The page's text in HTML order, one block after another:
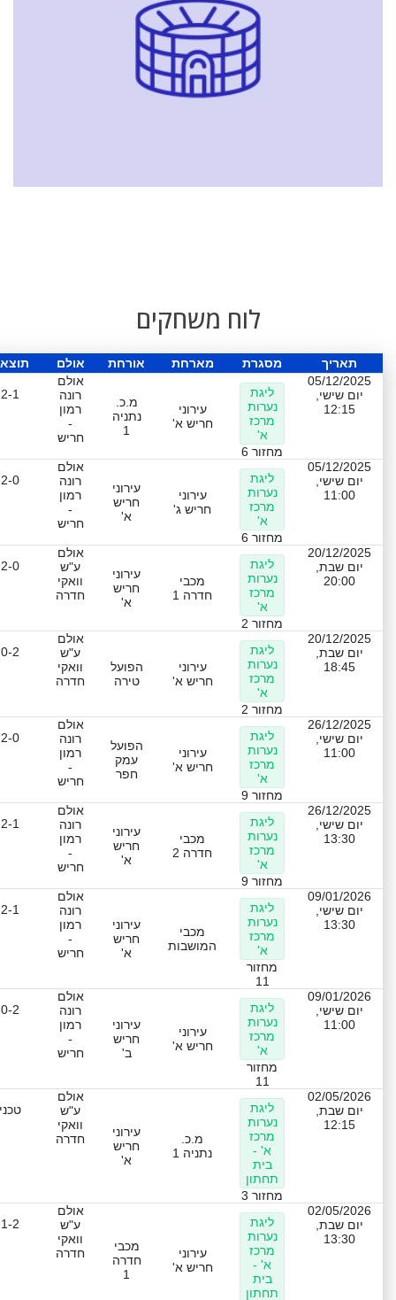
לוח משחקים
תאריך מסגרת מארחת אורחת אולם
05/12/2025
יום שישי,
12:15
ליגת
נערות
מרכז
א'
מחזור 6
עירוני
חריש א'
מ.כ.
נתניה
1
אולם
רונה
רמון
-
חריש
2-1
05/12/2025
יום שישי,
11:00
ליגת
נערות
מרכז
א'
מחזור 6
עירוני
חריש ג'
עירוני
חריש
א'
אולם
רונה
רמון
-
חריש
2-0
20/12/2025
יום שבת,
20:00
ליגת
נערות
מרכז
א'
מחזור 2
מכבי
חדרה 1
עירוני
חריש
א'
אולם
ע"ש
וואקי
חדרה
2-0
20/12/2025
יום שבת,
18:45
ליגת
נערות
מרכז
א'
מחזור 2
עירוני
חריש א'
הפועל
טירה
אולם
ע"ש
וואקי
חדרה
0-2
26/12/2025
יום שישי,
11:00
ליגת
נערות
מרכז
א'
מחזור 9
עירוני
חריש א'
הפועל
עמק
חפר
אולם
רונה
רמון
-
חריש
2-0
26/12/2025
יום שישי,
13:30
ליגת
נערות
מרכז
א'
מחזור 9
מכבי
חדרה 2
עירוני
חריש
א'
אולם
רונה
רמון
-
חריש
2-1
09/01/2026
יום שישי,
13:30
ליגת
נערות
מרכז
א'
מחזור
11
מכבי
המושבות
עירוני
חריש
א'
אולם
רונה
רמון
-
חריש
2-1
09/01/2026
יום שישי,
11:00
ליגת
נערות
מרכז
א'
מחזור
11
עירוני
חריש א'
עירוני
חריש
ב'
אולם
רונה
רמון
-
חריש
0-2
02/05/2026
יום שבת,
12:15
ליגת
נערות
מרכז
א' -
בית
תחתון
מחזור 3
מ.כ.
נתניה 1
עירוני
חריש
א'
אולם
ע"ש
וואקי
חדרה
טכני
02/05/2026
יום שבת,
13:30
ליגת
נערות
מרכז
א' -
בית
תחתון
עירוני
חריש א'
מכבי
חדרה
1
אולם
ע"ש
וואקי
חדרה
1-2